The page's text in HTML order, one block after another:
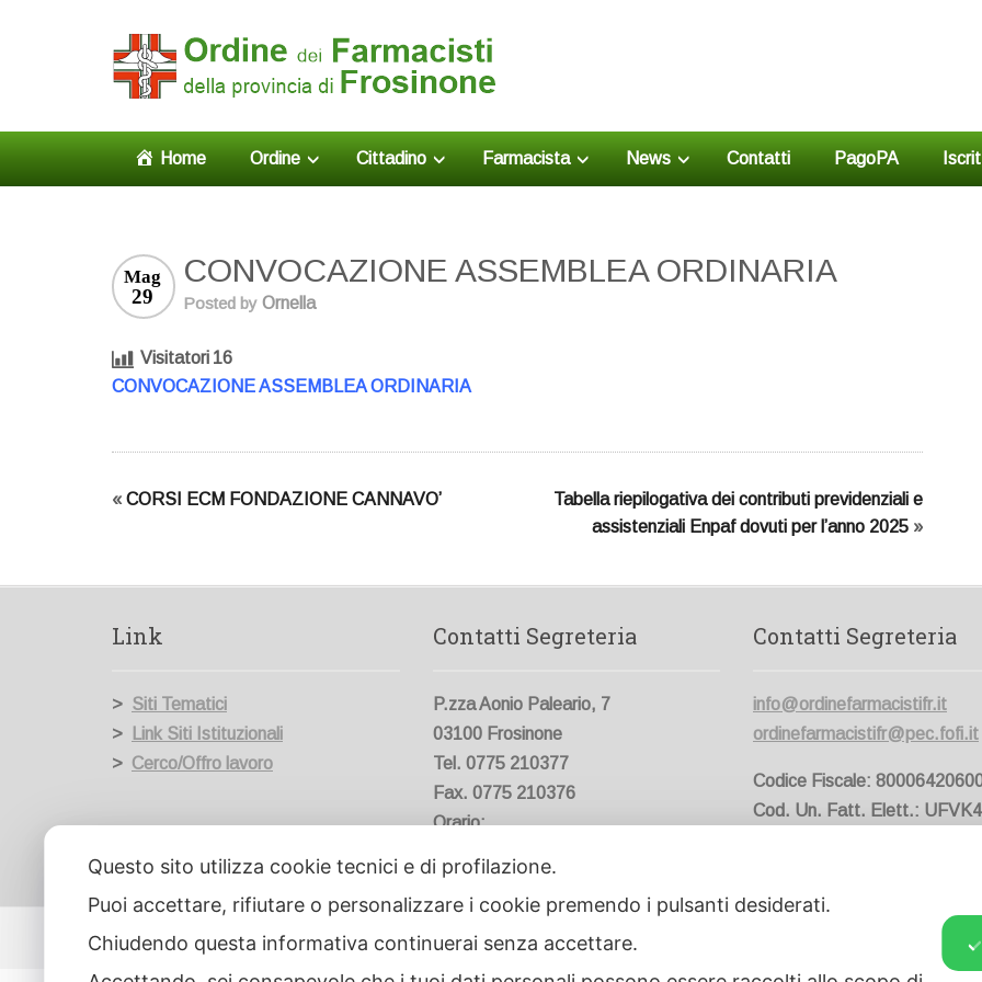
Home Ordine Cittadino Farmacista News Contatti PagoPA
CONVOCAZIONE ASSEMBLEA ORDINARIA
Mag
29 Posted by Ornella
Visitatori 16
CONVOCAZIONE ASSEMBLEA ORDINARIA
« CORSI ECM FONDAZIONE CANNAVO’
Tabella riepilogativa dei contributi previdenziali e
assistenziali Enpaf dovuti per l’anno 2025 »
Link
> Siti Tematici
>
Link Siti Istituzionali
> Cerco/Offro lavoro
Contatti Segreteria
P.zza Aonio Paleario, 7
03100 Frosinone
Tel. 0775 210377
Fax. 0775 210376
Orario:
Contatti Segreteria
info@ordinefarmacistifr.it
ordinefarmacistifr@pec.fofi.it
Codice Fiscale:
Cod. Un. Fatt. Elett.:
Copyright ©2020 Designed by WHATSPRINT - Serba
Questo sito utilizza cookie tecnici e di profilazione.
Puoi accettare, rifiutare o personalizzare i cookie premendo i pulsanti desiderati.
Chiudendo questa informativa continuerai senza accettare.